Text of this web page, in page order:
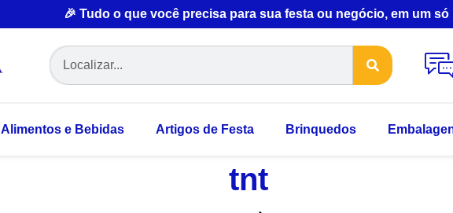
🎉 Tudo o que você precisa para sua festa ou negócio, em um só
Alimentos e Bebidas Artigos de Festa Brinquedos
tnt